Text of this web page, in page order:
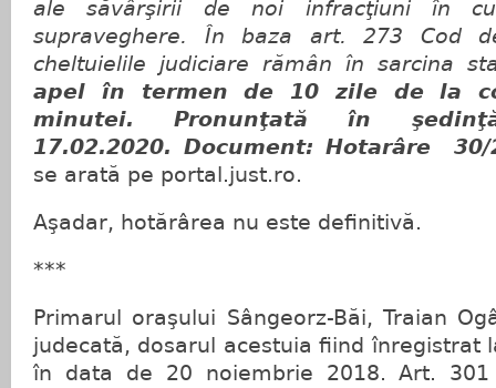
ale săvârşirii de noi infracţiuni în
supraveghere. În baza art. 273 Cod
cheltuielile judiciare rămân în sarcina
apel în termen de 10 zile de la
minutei. Pronunţată în
17.02.2020. Document: Hotarâre
se arată pe portal.just.ro.
Aşadar, hotărârea nu este definitivă.
***
Primarul oraşului Sângeorz-Băi, Traian
judecată, dosarul acestuia fiind înregistrat
în data de 20 noiembrie 2018. Art. 301